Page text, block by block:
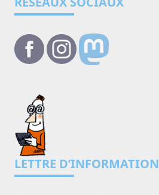
LETTRE D’INFORMATION